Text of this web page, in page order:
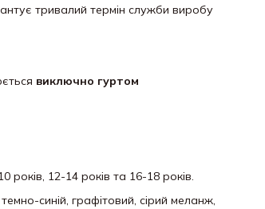
тривалий термін служби виробу
виключно гуртом
років, 12-14 років та 16-18 років.
синій, графітовий, сірий меланж,